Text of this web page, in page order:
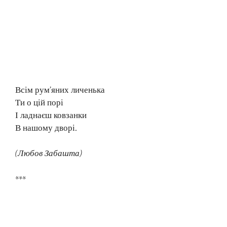
Всім рум’яних личенька
Ти о цій порі
І ладнаєш ковзанки
В нашому дворі.
(Любов Забашта)
***